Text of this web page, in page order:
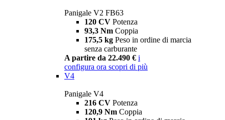
Panigale V2 FB63
120 CV Potenza
93,3 Nm Coppia
175,5 kg Peso in ordine di marcia
senza carburante
A partire da 22.490 € i
configura ora scopri di più
V4
Panigale V4
216 CV Potenza
120,9 Nm Coppia